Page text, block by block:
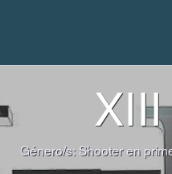
XIII
Género/s: Shooter en